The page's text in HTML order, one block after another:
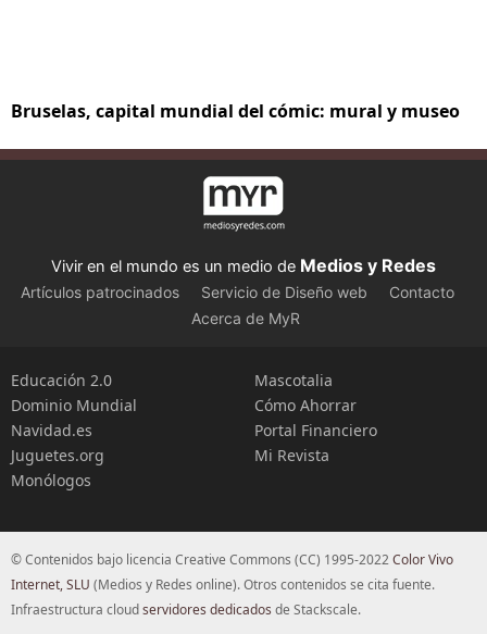
Bruselas, capital mundial del cómic: mural y museo
Vivir en el mundo es un medio de Medios y Redes
Artículos patrocinados Servicio de Diseño web
Contacto
Acerca de MyR
Educación 2.0
Dominio Mundial
Navidad.es
Juguetes.org
Monólogos
Mascotalia
Cómo Ahorrar
Portal Financiero
Mi Revista
© Contenidos bajo licencia Creative Commons (CC) 1995-2022Color Vivo
Internet, SLU (Medios y Redes online). Otros contenidos se cita fuente.
Infraestructura cloudservidores dedicados de Stackscale.